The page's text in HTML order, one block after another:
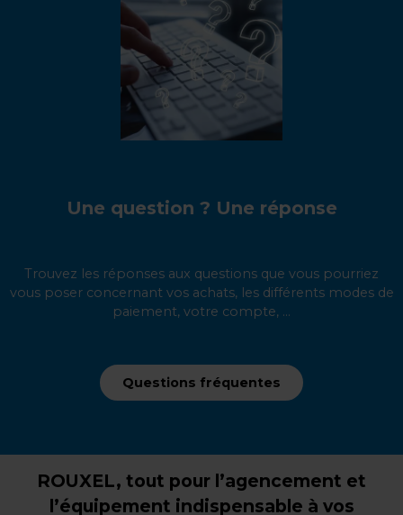
Une question ? Une réponse
Trouvez les réponses aux questions que vous pourriez
vous poser concernant vos achats, les différents modes de
paiement, votre compte, ...
Questions fréquentes
ROUXEL, tout pour l’agencement et
l’équipement indispensable à vos